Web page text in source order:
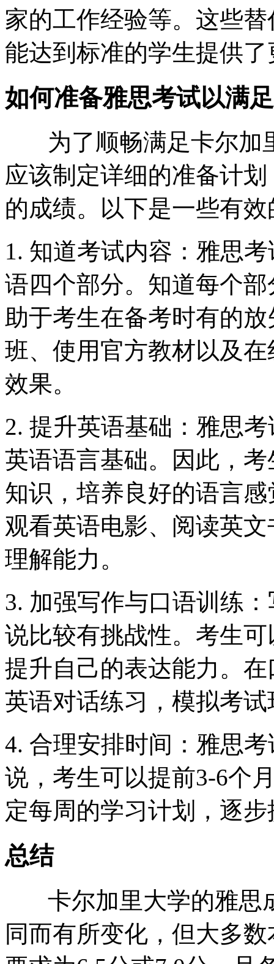
家的工作经验等。这些
能达到标准的学生提供
如何准备雅思考试以满
为了顺畅满足卡尔加
应该制定详细的准备计
的成绩。以下是一些有
1. 知道考试内容：雅思
语四个部分。知道每个
助于考生在备考时有的
班、使用官方教材以及
效果。
2. 提升英语基础：雅思
英语语言基础。因此，
知识，培养良好的语言
观看英语电影、阅读英
理解能力。
3. 加强写作与口语训练
说比较有挑战性。考生
提升自己的表达能力。
英语对话练习，模拟考
4. 合理安排时间：雅思
说，考生可以提前3-6个
定每周的学习计划，逐
总结
卡尔加里大学的雅思
同而有所变化，但大多